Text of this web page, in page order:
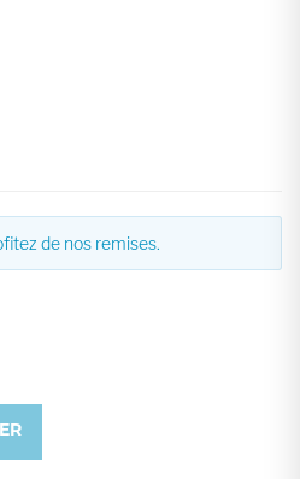
de nos remises.